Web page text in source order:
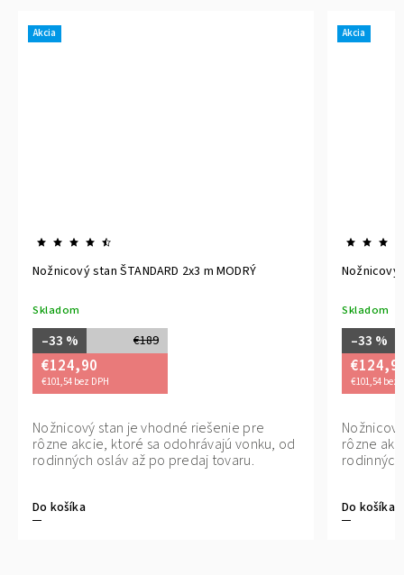
nákup. Platba kuriérovi pri
tovaru. Jednoduché vrátenie
do 14 dní.
Akcia
Nožnicový stan ŠTANDARD 2x3 m MODRÝ
Skladom
€189
–33 %
€124,90
€101,54 bez DPH
Do košíka
Nožnicový stan je vhodné riešenie pre
rôzne akcie, ktoré sa odohrávajú vonku, od
rodinných osláv až po predaj tovaru.
Bezpečný
preberaní
tovaru do 14 dní.
Akcia
Nožnicový
Skladom
–33 %
€101,54 bez
Do košíka
rôzne